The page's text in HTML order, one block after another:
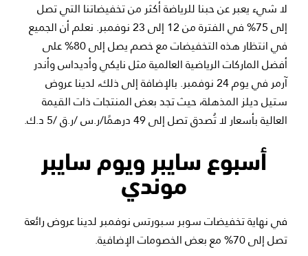
لا شيء يعبر عن حبنا للرياضة أكثر من تخفيضاتنا التي تصل
إلى 75% في الفترة من 12 إلى 23 نوفمبر. نعلم أن الجميع
في انتظار هذه التخفيضات مع خصم يصل إلى 80% على
أفضل الماركات الرياضية العالمية مثل نايكي وأديداس وأندر
آرمر في يوم 24 نوفمبر. بالإضافة إلى ذلك، لدينا عروض
ستيل ديلز المذهلة، حيث تجد بعض المنتجات ذات القيمة
العالية بأسعار لا تُصدق تصل إلى 49 درهمًا/ر.س /ر.ق /5 د.ك.
أسبوع سايبر ويوم سايبر
موندي
في نهاية تخفيضات سوبر سبورتس نوفمبر لدينا عروض رائعة
تصل إلى 70% مع بعض الخصومات الإضافية.